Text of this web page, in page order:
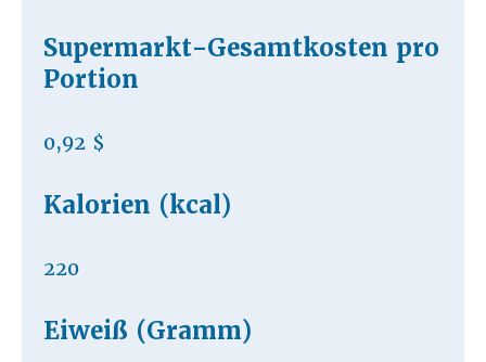
Supermarkt-Gesamtkosten pro
Portion
0,92 $
Kalorien (kcal)
220
Eiweiß (Gramm)